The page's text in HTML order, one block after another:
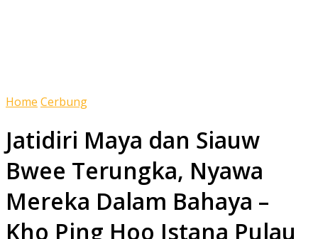
Home Cerbung
Jatidiri Maya dan Siauw
Bwee Terungka, Nyawa
Mereka Dalam Bahaya –
Kho Ping Hoo Istana Pulau